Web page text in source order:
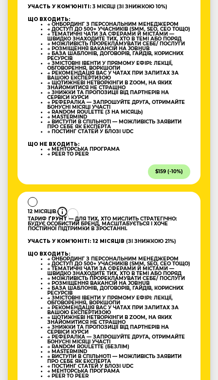
УЧАСТЬ У КОМʼЮНІТІ: 3 МІСЯЦІ (ЗІ ЗНИЖКОЮ 10%)
ЩО ВХОДИТЬ:
→ ОНБОРДИНГ З ПЕРСОНАЛЬНИМ МЕНЕДЖЕРОМ
→ ДОСТУП ДО 500+ УЧАСНИКІВ (SMM, SEO, CEO ТОЩО)
→ ТЕМАТИЧНІ ЧАТИ ЗА СФЕРАМИ Й МІСТАМИ —
ШВИДКО ЗНАХОДИТЕ ТИХ, ХТО В ТЕМІ АБО ПОРЯД
→ МОЖЛИВІСТЬ ПРОРЕКЛАМУВАТИ СЕБЕ/ ПОСЛУГИ
→ РОЗМІЩЕННЯ ВАКАНСІЙ НА JOBHUB
→ БАЗА ШАБЛОНІВ, ДОГОВОРІВ, ГАЙДІВ, КОРИСНИХ
РЕСУРСІВ
→ ЗМІСТОВНІ ІВЕНТИ У ПРЯМОМУ ЕФІРІ: ЛЕКЦІЇ,
ОБГОВОРЕННЯ, ВОРКШОПИ
→ РЕКОМЕНДАЦІЯ ВАС У ЧАТАХ ПРИ ЗАПИТАХ ЗА
ВАШОЮ ЕКСПЕРТИЗОЮ
→ ЩОТИЖНЕВІ НЕТВОРКІНГИ В ZOOM, НА ЯКИХ
ЗНАЙОМИТИСЯ НЕ СТРАШНО
→ ЗНИЖКИ ТА ПРОПОЗИЦІЇ ВІД ПАРТНЕРІВ НА
СЕРВІСИ КУРСИ
→ РЕФЕРАЛКА — ЗАПРОШУЙТЕ ДРУГА, ОТРИМАЙТЕ
БОНУСНІ МІСЯЦІ УЧАСТІ
→ RANDOM ROULETTE (3 НА МІСЯЦЬ)
→ MASTERMIND
→ ВИСТУПИ В СПІЛЬНОТІ — МОЖЛИВІСТЬ ЗАЯВИТИ
ПРО СЕБЕ ЯК ЕКСПЕРТА
→ ПОСТИНГ СТАТЕЙ У БЛОЗІ UDC
ЩО НЕ ВХОДИТЬ:
→ МЕНТОРСЬКА ПРОГРАМА
→ PEER TO PEER
$159 (-10%)
12 МІСЯЦІВ
ТАРИФ ҐРУНТ — ДЛЯ ТИХ, ХТО МИСЛИТЬ СТРАТЕГІЧНО:
БУДУЄ ОСОБИСТИЙ БРЕНД, МАСШТАБУЄТЬСЯ І ХОЧЕ
ПОСТІЙНОЇ ПІДТРИМКИ В ЗРОСТАННІ.
УЧАСТЬ У КОМʼЮНІТІ: 12 МІСЯЦІВ (ЗІ ЗНИЖКОЮ 21%)
ЩО ВХОДИТЬ:
→ ОНБОРДИНГ З ПЕРСОНАЛЬНИМ МЕНЕДЖЕРОМ
→ ДОСТУП ДО 500+ УЧАСНИКІВ (SMM, SEO, CEO ТОЩО)
→ ТЕМАТИЧНІ ЧАТИ ЗА СФЕРАМИ Й МІСТАМИ —
ШВИДКО ЗНАХОДИТЕ ТИХ, ХТО В ТЕМІ АБО ПОРЯД
→ МОЖЛИВІСТЬ ПРОРЕКЛАМУВАТИ СЕБЕ/ ПОСЛУГИ
→ РОЗМІЩЕННЯ ВАКАНСІЙ НА JOBHUB
→ БАЗА ШАБЛОНІВ, ДОГОВОРІВ, ГАЙДІВ, КОРИСНИХ
РЕСУРСІВ
→ ЗМІСТОВНІ ІВЕНТИ У ПРЯМОМУ ЕФІРІ: ЛЕКЦІЇ,
ОБГОВОРЕННЯ, ВОРКШОПИ
→ РЕКОМЕНДАЦІЯ ВАС У ЧАТАХ ПРИ ЗАПИТАХ ЗА
ВАШОЮ ЕКСПЕРТИЗОЮ
→ ЩОТИЖНЕВІ НЕТВОРКІНГИ В ZOOM, НА ЯКИХ
ЗНАЙОМИТИСЯ НЕ СТРАШНО
→ ЗНИЖКИ ТА ПРОПОЗИЦІЇ ВІД ПАРТНЕРІВ НА
СЕРВІСИ КУРСИ
→ РЕФЕРАЛКА — ЗАПРОШУЙТЕ ДРУГА, ОТРИМАЙТЕ
БОНУСНІ МІСЯЦІ УЧАСТІ
→ RANDOM ROULETTE (БЕЗЛІМ)
→ MASTERMIND
→ ВИСТУПИ В СПІЛЬНОТІ — МОЖЛИВІСТЬ ЗАЯВИТИ
ПРО СЕБЕ ЯК ЕКСПЕРТА
→ ПОСТИНГ СТАТЕЙ У БЛОЗІ UDC
→ МЕНТОРСЬКА ПРОГРАМА
→ PEER TO PEER